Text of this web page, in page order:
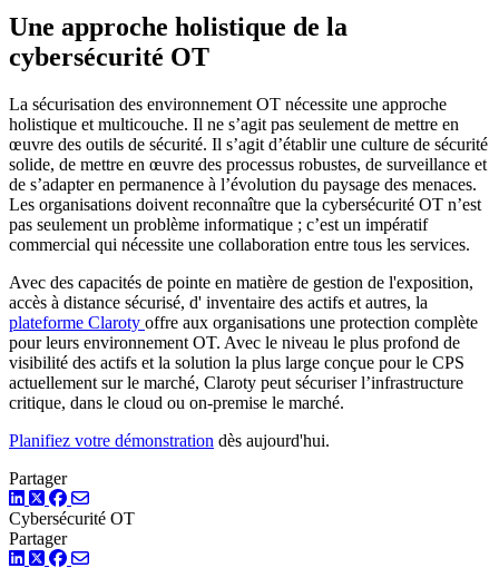
Une approche holistique de la
cybersécurité OT
La sécurisation des environnement OT nécessite une approche
holistique et multicouche. Il ne s’agit pas seulement de mettre en
œuvre des outils de sécurité. Il s’agit d’établir une culture de sécurité
solide, de mettre en œuvre des processus robustes, de surveillance et
de s’adapter en permanence à l’évolution du paysage des menaces.
Les organisations doivent reconnaître que la cybersécurité OT n’est
pas seulement un problème informatique ; c’est un impératif
commercial qui nécessite une collaboration entre tous les services.
Avec des capacités de pointe en matière de gestion de l'exposition,
accès à distance sécurisé, d' inventaire des actifs et autres, la
plateforme Claroty offre aux organisations une protection complète
pour leurs environnement OT. Avec le niveau le plus profond de
visibilité des actifs et la solution la plus large conçue pour le CPS
actuellement sur le marché, Claroty peut sécuriser l’infrastructure
critique, dans le cloud ou on-premise le marché.
Planifiez votre démonstration dès aujourd'hui.
Partager
LinkedIn
TwitterFacebook
Cybersécurité OT
Partager
LinkedIn
TwitterFacebook